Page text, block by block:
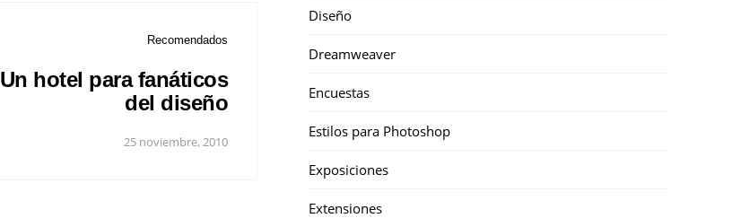
Recomendados
Un hotel para fanáticos
del diseño
25 noviembre, 2010
Diseño
Dreamweaver
Encuestas
Estilos para Photoshop
Exposiciones
Extensiones